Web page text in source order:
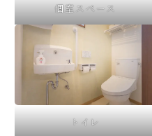
個室スペース
トイレ